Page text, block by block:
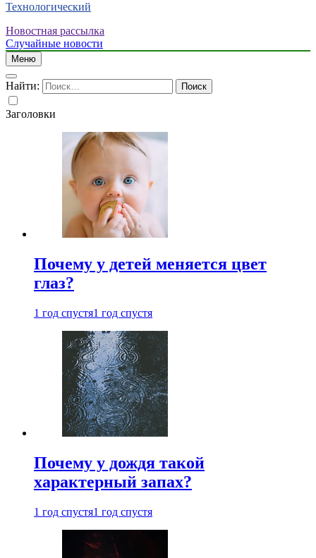
Технологический
Новостная рассылка
Случайные новости
Меню
Найти:
Заголовки
Почему у детей меняется цвет
глаз?
1 год спустя1 год спустя
Почему у дождя такой
характерный запах?
1 год спустя1 год спустя